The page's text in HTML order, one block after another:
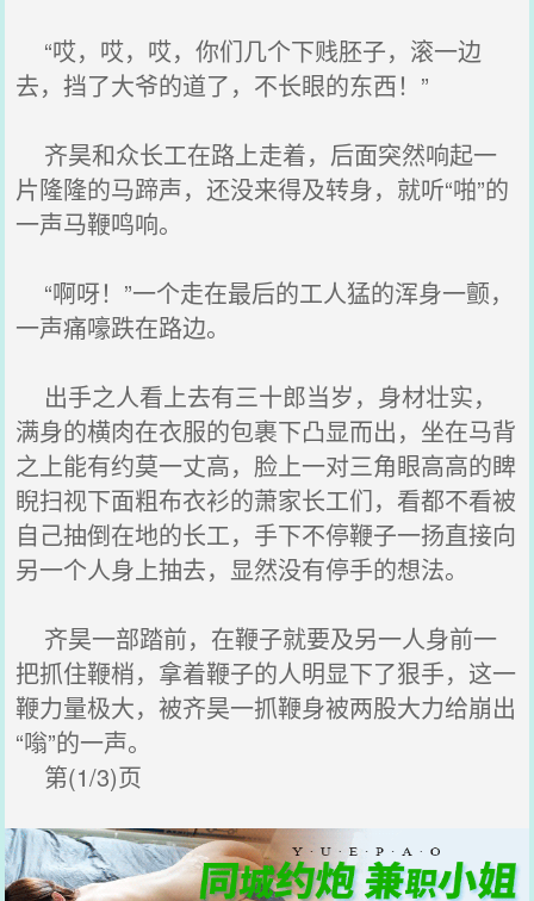
“哎，哎，哎，你们几个下贱胚子，滚一边
去，挡了大爷的道了，不长眼的东西！”
齐昊和众长工在路上走着，后面突然响起一
片隆隆的马蹄声，还没来得及转身，就听“啪”的
一声马鞭鸣响。
“啊呀！”一个走在最后的工人猛的浑身一颤，
一声痛嚎跌在路边。
出手之人看上去有三十郎当岁，身材壮实，
满身的横肉在衣服的包裹下凸显而出，坐在马背
之上能有约莫一丈高，脸上一对三角眼高高的睥
睨扫视下面粗布衣衫的萧家长工们，看都不看被
自己抽倒在地的长工，手下不停鞭子一扬直接向
另一个人身上抽去，显然没有停手的想法。
齐昊一部踏前，在鞭子就要及另一人身前一
把抓住鞭梢，拿着鞭子的人明显下了狠手，这一
鞭力量极大，被齐昊一抓鞭身被两股大力给崩出
“嗡”的一声。
第(1/3)页